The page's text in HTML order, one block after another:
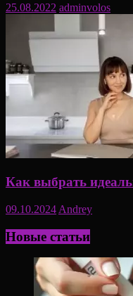
25.08.2022 adminvolos
Как выбрать
09.10.2024 Andrey
Новые статьи